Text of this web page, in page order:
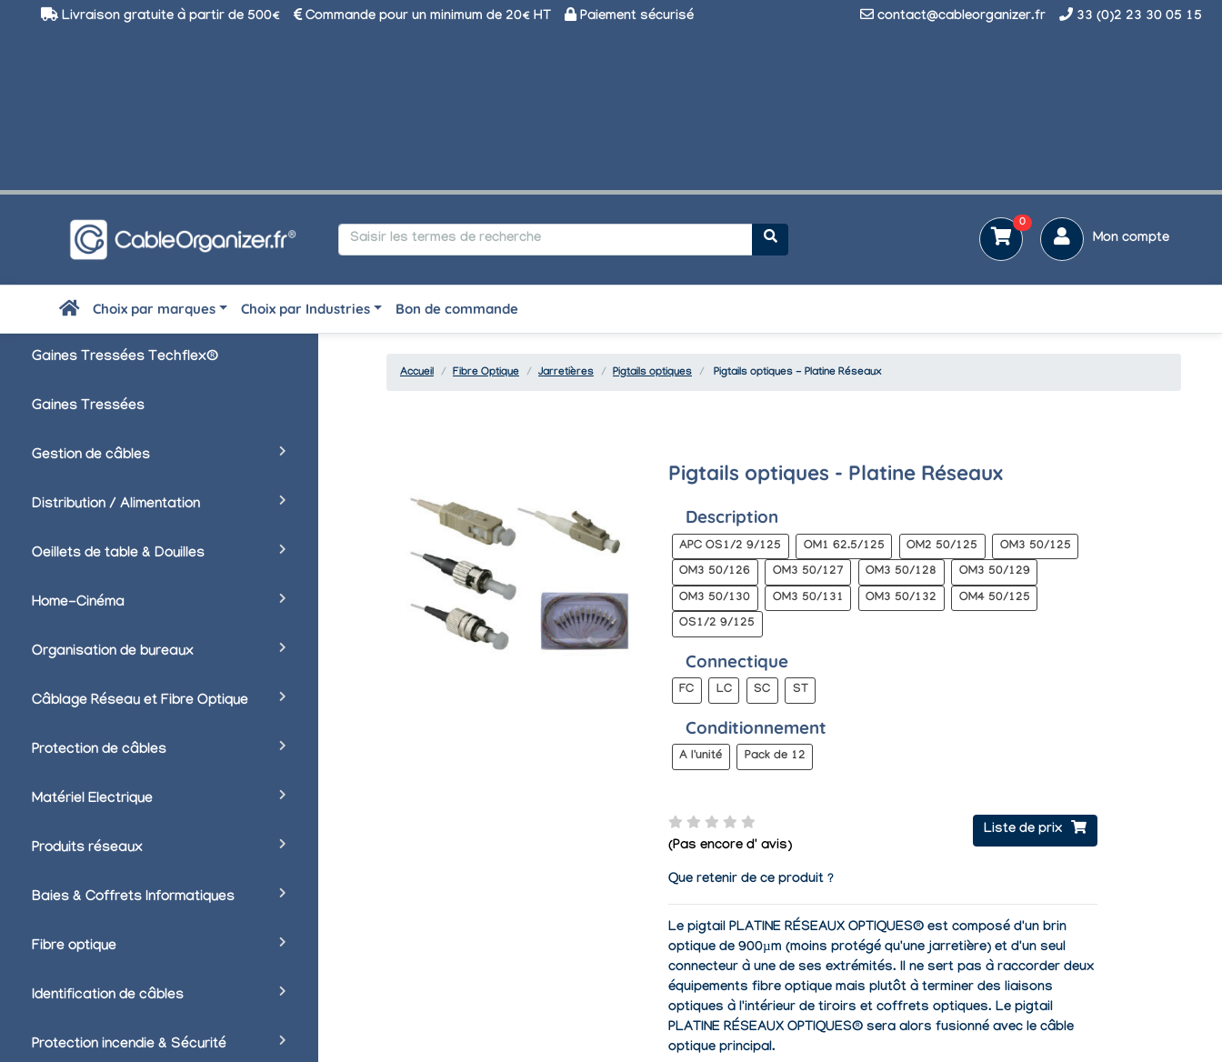
Livraison gratuite à partir de 500€ Commande pour un minimum de 20€ HT Paiement sécurisé contact@cableorganizer.fr 33 (0)2 23 30 05 15
0
Mon compte
Choix par marques Choix par Industries Bon de commande
Gaines Tressées Techflex®
Gaines Tressées
Gestion de câbles
Distribution / Alimentation
Oeillets de table & Douilles
Home-Cinéma
Organisation de bureaux
Câblage Réseau et Fibre Optique
Protection de câbles
Matériel Electrique
Produits réseaux
Baies & Coffrets Informatiques
Fibre optique
Identification de câbles
Protection incendie & Sécurité
Accueil Fibre Optique Jarretières Pigtails optiques Pigtails optiques - Platine Réseaux
Pigtails optiques - Platine Réseaux
Description
APC OS1/2 9/125 OM1 62.5/125 OM2 50/125
OM3 50/125
OM3 50/126
OM3 50/127 OM3 50/128
OM3 50/129
OM3 50/130
OM3 50/131 OM3 50/132
OM4 50/125
OS1/2 9/125
Connectique
FC LC SC ST
Conditionnement
A l'unité Pack de 12
(Pas encore d' avis)
Liste de prix
Que retenir de ce produit ?
Le pigtail PLATINE RÉSEAUX OPTIQUES® est composé d'un brin
optique de 900µm (moins protégé qu'une jarretière) et d'un seul
connecteur à une de ses extrémités. Il ne sert pas à raccorder deux
équipements fibre optique mais plutôt à terminer des liaisons
optiques à l'intérieur de tiroirs et coffrets optiques. Le pigtail
PLATINE RÉSEAUX OPTIQUES® sera alors fusionné avec le câble
optique principal.